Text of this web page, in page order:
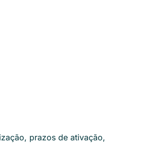
prazos de ativação,